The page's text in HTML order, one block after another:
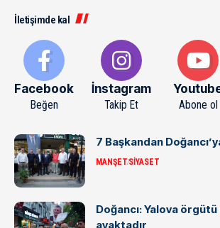
İletişimde kal
Facebook
Beğen
İnstagram
Takip Et Abone ol
7 Başkandan
MANŞETSIYASET
Doğancı: Yalova
ayaktadır